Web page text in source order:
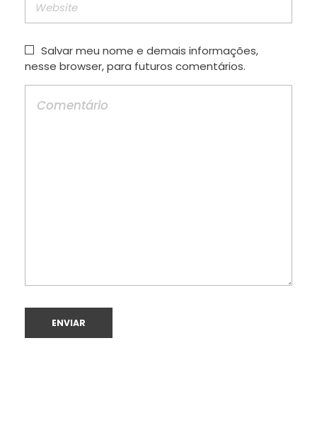
Salvar meu nome e demais informações,
nesse browser, para futuros comentários.